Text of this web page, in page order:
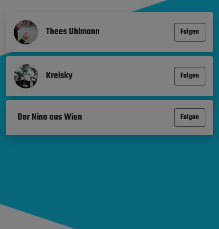
Thees Uhlmann Folgen
Kreisky Folgen
Der Nino aus Wien Folgen